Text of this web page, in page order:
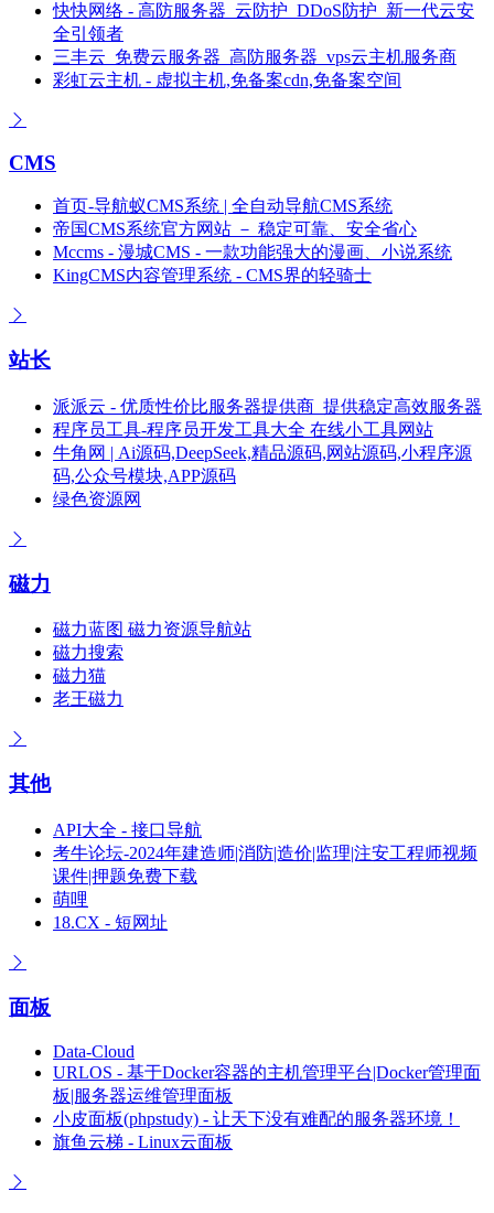
快快网络 - 高防服务器_云防护_DDoS防护_新一代云安
全引领者
三丰云_免费云服务器_高防服务器_vps云主机服务商
彩虹云主机 - 虚拟主机,免备案cdn,免备案空间
CMS
首页-导航蚁CMS系统 | 全自动导航CMS系统
帝国CMS系统官方网站 － 稳定可靠、安全省心
Mccms - 漫城CMS - 一款功能强大的漫画、小说系统
KingCMS内容管理系统 - CMS界的轻骑士
站长
派派云 - 优质性价比服务器提供商_提供稳定高效服务器
程序员工具-程序员开发工具大全 在线小工具网站
牛角网 | Ai源码,DeepSeek,精品源码,网站源码,小程序源
码,公众号模块,APP源码
绿色资源网
磁力
磁力蓝图 磁力资源导航站
磁力搜索
磁力猫
老王磁力
其他
API大全 - 接口导航
考牛论坛-2024年建造师|消防|造价|监理|注安工程师视频
课件|押题免费下载
萌哩
18.CX - 短网址
面板
Data-Cloud
URLOS - 基于Docker容器的主机管理平台|Docker管理面
板|服务器运维管理面板
小皮面板(phpstudy) - 让天下没有难配的服务器环境！
旗鱼云梯 - Linux云面板